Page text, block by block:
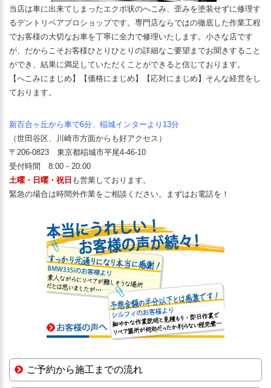
当店は車に出来てしまったエクボ状のへこみ、歪みを塗装せずに修理す
るデントリペアプロショップです。専門店ならではの徹底した作業工程
でお客様の大切なお車を丁寧に全力で修理いたします。小さな店です
が、だからこそお客様ひとりひとりの詳細なご要望までお聞きすること
ができ、結果に満足していただくことができると信じております。
【へこみにまじめ】【価格にまじめ】【応対にまじめ】そんな経営をし
ております。
新百合ヶ丘から車で6分、稲城インターより13分
（世田谷区、川崎市方面からも好アクセス）
〒206-0823 東京都稲城市平尾4-46-10
受付時間 8:00－20:00
土曜・日曜・祝日 も営業しております。
緊急の場合は時間外作業をご相談ください。まずはお電話を！
ご予約から施工までの流れ